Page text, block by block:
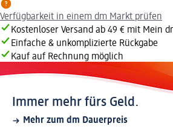
Verfügbarkeit in einem dm Markt prüfen
Kostenloser Versand ab 49 € mit Mein
Einfache & unkomplizierte Rückgabe
Kauf auf Rechnung möglich
Immer mehr fürs Geld.
Mehr zum dm Dauerpreis